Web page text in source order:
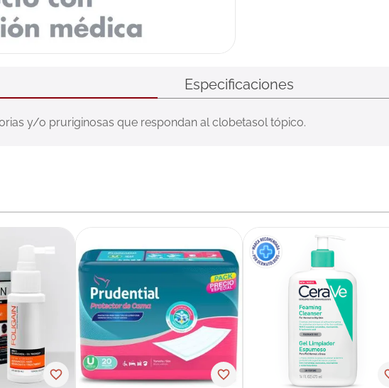
Especificaciones
y/o pruriginosas que respondan al clobetasol tópico.